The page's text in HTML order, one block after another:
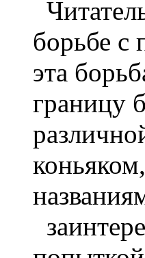
борьбе с
эта
границу